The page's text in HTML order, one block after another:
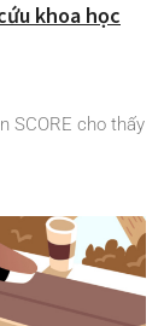
khoa học
SCORE cho thấy